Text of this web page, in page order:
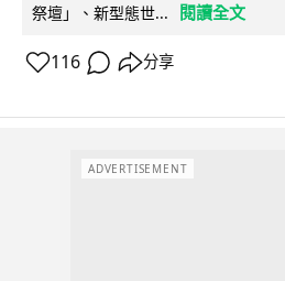
祭壇」、新型態世...
閱讀全文
116 分享
ADVERTISEMENT